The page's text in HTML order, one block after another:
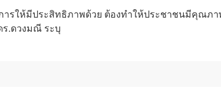
การให้มีประสิทธิภาพด้วย ต้องทำให้ประชาชนมีคุณภ
ร.ดวงมณี ระบุ